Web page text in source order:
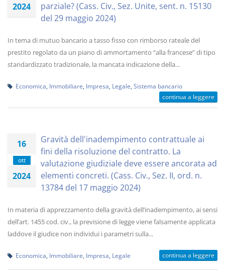
2024
parziale? (Cass. Civ., Sez. Unite, sent. n. 15130
del 29 maggio 2024)
In tema di mutuo bancario a tasso fisso con rimborso rateale del
prestito regolato da un piano di ammortamento “alla francese” di tipo
standardizzato tradizionale, la mancata indicazione della...
Economica Immobiliare Impresa Legale Sistema bancario
continua a leggere
16
ott
2024
Gravità dell'inadempimento contrattuale ai
fini della risoluzione del contratto. La
valutazione giudiziale deve essere ancorata ad
elementi concreti. (Cass. Civ., Sez. II, ord. n.
13784 del 17 maggio 2024)
In materia di apprezzamento della gravità dell’inadempimento, ai sensi
dell’art. 1455 cod. civ., la previsione di legge viene falsamente applicata
laddove il giudice non individui i parametri sulla...
Economica Immobiliare Impresa Legale continua a leggere